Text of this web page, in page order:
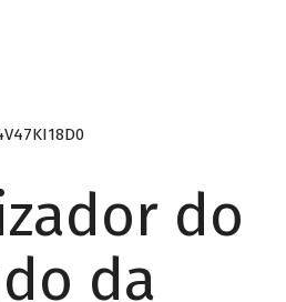
do
da